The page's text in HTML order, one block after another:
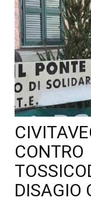
CONTRO
DISAGIO